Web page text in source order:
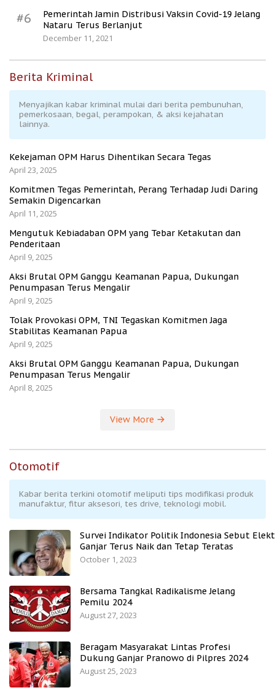
#6
Pemerintah Jamin Distribusi Vaksin Covid-19 Jelang
Nataru Terus Berlanjut
December 11, 2021
Berita Kriminal
Menyajikan kabar kriminal mulai dari berita pembunuhan,
pemerkosaan, begal, perampokan, & aksi kejahatan
lainnya.
Kekejaman OPM Harus Dihentikan Secara Tegas
April 23, 2025
Komitmen Tegas Pemerintah, Perang Terhadap Judi Daring
Semakin Digencarkan
April 11, 2025
Mengutuk Kebiadaban OPM yang Tebar Ketakutan dan
Penderitaan
April 9, 2025
Aksi Brutal OPM Ganggu Keamanan Papua, Dukungan
Penumpasan Terus Mengalir
April 9, 2025
Tolak Provokasi OPM, TNI Tegaskan Komitmen Jaga
Stabilitas Keamanan Papua
April 9, 2025
Aksi Brutal OPM Ganggu Keamanan Papua, Dukungan
Penumpasan Terus Mengalir
April 8, 2025
View More
Otomotif
Kabar berita terkini otomotif meliputi tips modifikasi produk
manufaktur, fitur aksesori, tes drive, teknologi mobil.
Survei Indikator Politik Indonesia Sebut
Ganjar Terus Naik dan Tetap Teratas
October 1, 2023
Bersama Tangkal Radikalisme Jelang
Pemilu 2024
August 27, 2023
Beragam Masyarakat Lintas Profesi
Dukung Ganjar Pranowo di Pilpres 2024
August 25, 2023